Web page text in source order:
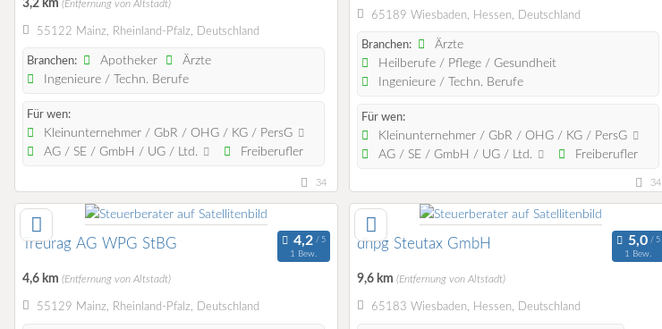
3,2 km (Entfernung von Altstadt)
55122 Mainz, Rheinland-Pfalz, Deutschland
Branchen: Apotheker
Ärzte
Ingenieure / Techn. Berufe
Für wen:
Kleinunternehmer / GbR / OHG / KG / PersG
AG / SE / GmbH / UG / Ltd.
Freiberufler
34
65189 Wiesbaden, Hessen, Deutschland
Branchen:
Ärzte
Heilberufe / Pflege / Gesundheit
Ingenieure / Techn. Berufe
Für wen:
Kleinunternehmer / GbR / OHG / KG / PersG
AG / SE / GmbH / UG / Ltd.
Freiberufler
34
Treurag AG WPG StBG
1 Bew.
4,6 km (Entfernung von Altstadt)
55129 Mainz, Rheinland-Pfalz, Deutschland
dhpg Steutax GmbH
1 Bew.
9,6 km (Entfernung von Altstadt)
65183 Wiesbaden, Hessen, Deutschland